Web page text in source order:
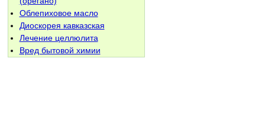
Облепиховое масло
Диоскорея кавказская
Лечение целлюлита
Вред бытовой химии